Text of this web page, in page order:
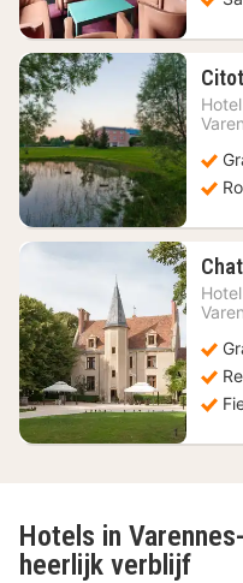
Hotels in
heerlijk verblijf